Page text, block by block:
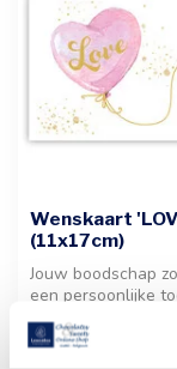
Wenskaart
(11x17cm)
Jouw boodschap
een persoonlijke
deze elegante
met ...
€2,50